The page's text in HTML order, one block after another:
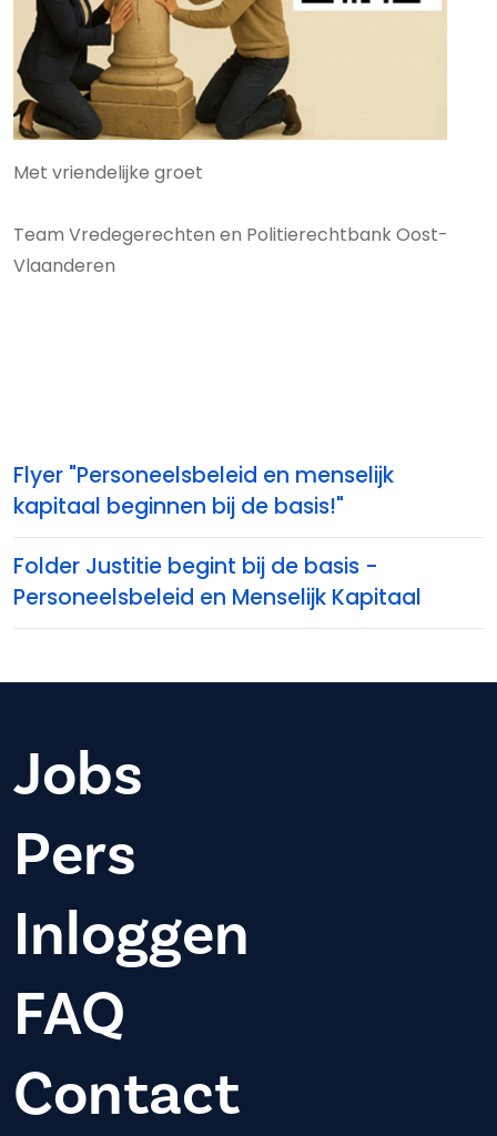
Met vriendelijke groet
Team Vredegerechten en Politierechtbank Oost-
Vlaanderen
Flyer "Personeelsbeleid en menselijk
kapitaal beginnen bij de basis!"
Folder Justitie begint bij de basis -
Personeelsbeleid en Menselijk Kapitaal
Jobs
Pers
Inloggen
FAQ
Contact